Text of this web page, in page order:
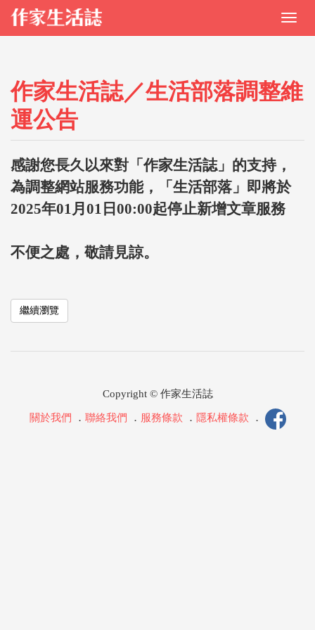
作家生活誌／生活部落調整維
運公告
感謝您長久以來對「作家生活誌」的支持，
為調整網站服務功能，「生活部落」即將於
2025年01月01日00:00起停止新增文章服務
不便之處，敬請見諒。
繼續瀏覽
Copyright © 作家生活誌
關於我們 ． 聯絡我們 ． 服務條款 ． 隱私權條款 ．